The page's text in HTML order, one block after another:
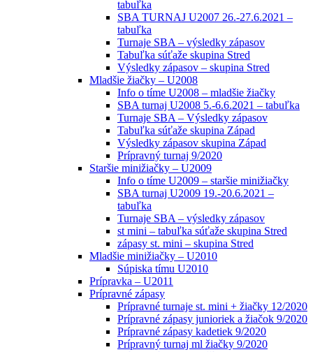
tabuľka
SBA TURNAJ U2007 26.-27.6.2021 –
tabuľka
Turnaje SBA – výsledky zápasov
Tabuľka súťaže skupina Stred
Výsledky zápasov – skupina Stred
Mladšie žiačky – U2008
Info o tíme U2008 – mladšie žiačky
SBA turnaj U2008 5.-6.6.2021 – tabuľka
Turnaje SBA – Výsledky zápasov
Tabuľka súťaže skupina Západ
Výsledky zápasov skupina Západ
Prípravný turnaj 9/2020
Staršie minižiačky – U2009
Info o tíme U2009 – staršie minižiačky
SBA turnaj U2009 19.-20.6.2021 –
tabuľka
Turnaje SBA – výsledky zápasov
st mini – tabuľka súťaže skupina Stred
zápasy st. mini – skupina Stred
Mladšie minižiačky – U2010
Súpiska tímu U2010
Prípravka – U2011
Prípravné zápasy
Prípravné turnaje st. mini + žiačky 12/2020
Prípravné zápasy junioriek a žiačok 9/2020
Prípravné zápasy kadetiek 9/2020
Prípravný turnaj ml žiačky 9/2020